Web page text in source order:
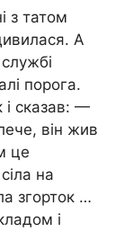
з татом
А
порога.
і сказав: —
він жив
це
на
згорток …
і